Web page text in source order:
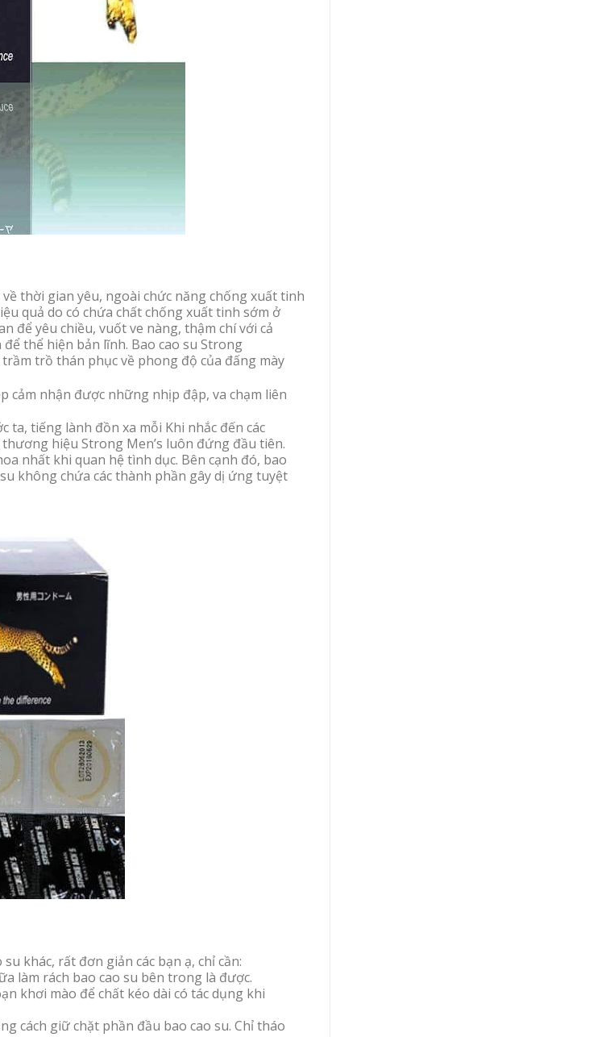
thời gian yêu, ngoài chức năng chống xuất tinh
quả do có chứa chất chống xuất tinh sớm ở
để yêu chiều, vuốt ve nàng, thậm chí với cả
thể hiện bản lĩnh. Bao cao su Strong
trồ thán phục về phong độ của đấng mày
cảm nhận được những nhịp đập, va chạm liên
ta, tiếng lành đồn xa mỗi Khi nhắc đến các
hiệu Strong Men’s luôn đứng đầu tiên.
nhất khi quan hệ tình dục. Bên cạnh đó, bao
không chứa các thành phần gây dị ứng tuyệt
khác, rất đơn giản các bạn ạ, chỉ cần:
làm rách bao cao su bên trong là được.
khơi mào để chất kéo dài có tác dụng khi
cách giữ chặt phần đầu bao cao su. Chỉ tháo